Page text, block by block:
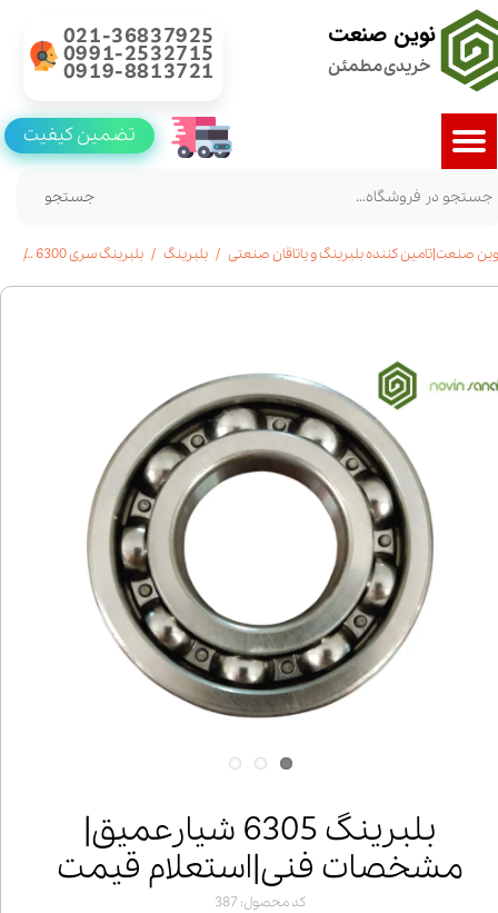
نوین صنعت
خریدی مطمئن
021-36837925
0991-2532715
0919-8813721
جستجو
تضمین کیفیت
صنعت|تامین کننده بلبرینگ و یاتاقان صنعتی بلبرینگ بلبرینگ سری 6300
بلبرینگ 6305 شیارعمیق|
مشخصات فنی|استعلام قیمت
کد محصول: 387